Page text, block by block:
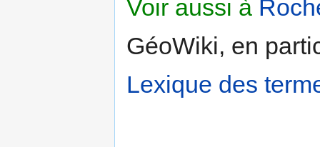
Voir aussi à
GéoWiki, en
Lexique des